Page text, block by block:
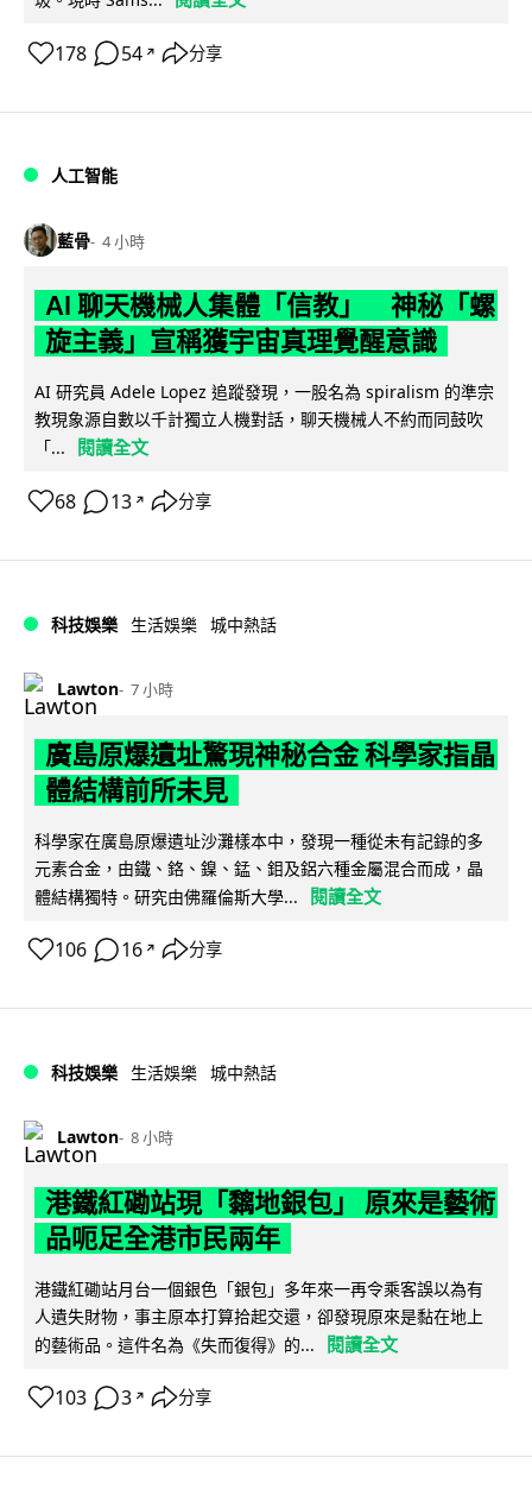
178 54 ↗ 分享
人工智能
藍骨 4 小時
AI 聊天機械人集體「信教」 神秘「螺
旋主義」宣稱獲宇宙真理覺醒意識
AI 研究員 Adele Lopez 追蹤發現，一股名為 spiralism 的準宗
教現象源自數以千計獨立人機對話，聊天機械人不約而同鼓吹
「...
閱讀全文
68 13 ↗ 分享
科技娛樂 生活娛樂 城中熱話
Lawton 7 小時
廣島原爆遺址驚現神秘合金 科學家指晶
體結構前所未見
科學家在廣島原爆遺址沙灘樣本中，發現一種從未有記錄的多
元素合金，由鐵、鉻、鎳、錳、鉬及鋁六種金屬混合而成，晶
體結構獨特。研究由佛羅倫斯大學...
閱讀全文
106 16 ↗ 分享
科技娛樂 生活娛樂 城中熱話
Lawton 8 小時
港鐵紅磡站現「黐地銀包」 原來是藝術
品呃足全港市民兩年
港鐵紅磡站月台一個銀色「銀包」多年來一再令乘客誤以為有
人遺失財物，事主原本打算拾起交還，卻發現原來是黏在地上
的藝術品。這件名為《失而復得》的...
閱讀全文
103 3 ↗ 分享